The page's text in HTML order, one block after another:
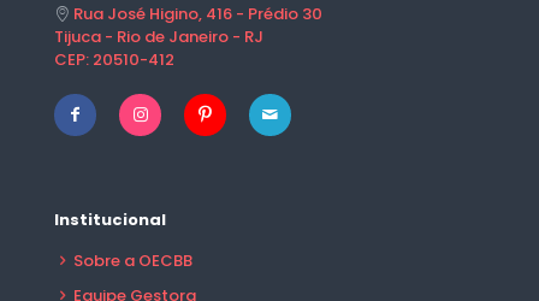
Rua José Higino, 416 - Prédio 30
Tijuca - Rio de Janeiro - RJ
CEP: 20510-412
Institucional
Sobre a OECBB
Equipe Gestora